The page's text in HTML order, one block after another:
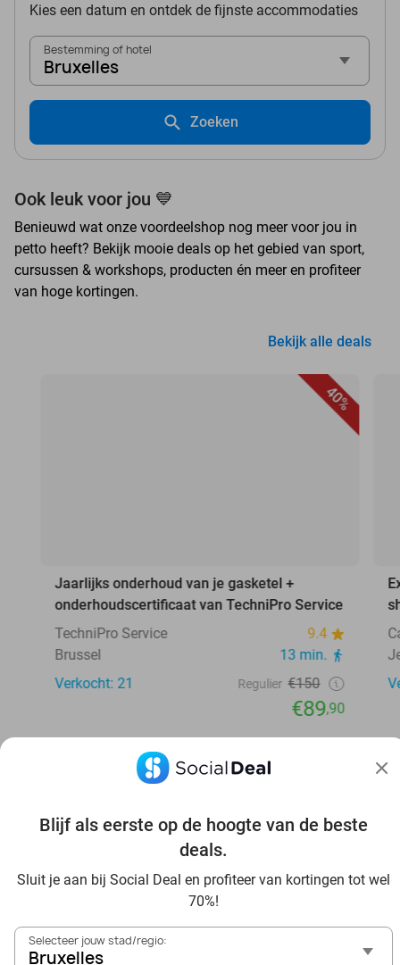
Blijf als eerste op de hoogte van de beste
deals.
Sluit je aan bij Social Deal en profiteer van kortingen tot wel
70%!
Selecteer jouw stad/regio:
Bruxelles
Kies een datum en ontdek de fijnste accommodaties
Bestemming of hotel
Bruxelles
Zoeken
Ook leuk voor jou 💙
Benieuwd wat onze voordeelshop nog meer voor jou in
petto heeft? Bekijk mooie deals op het gebied van sport,
cursussen & workshops, producten én meer en profiteer
van hoge kortingen.
Bekijk alle deals
40%
Jaarlijks onderhoud van je gasketel +
onderhoudscertificaat van TechniPro Service
TechniPro Service
9.4
Brussel
13 min.
Verkocht: 21
Regulier €150
€89,90
Ontdek nog meer voordeel in jouw omgeving